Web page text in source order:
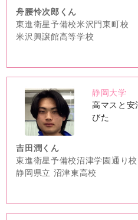
舟腰怜次郎くん
東進衛星予備校米沢門東町校
米沢興譲館高等学校
no
image
静岡大学
高マスと安
びた
吉田潤くん
東進衛星予備校沼津学園通り校
静岡県立 沼津東高校